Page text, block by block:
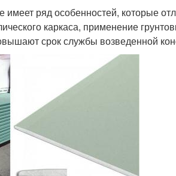
имеет ряд особенностей, которые
каркаса, применение
срок службы возведенной